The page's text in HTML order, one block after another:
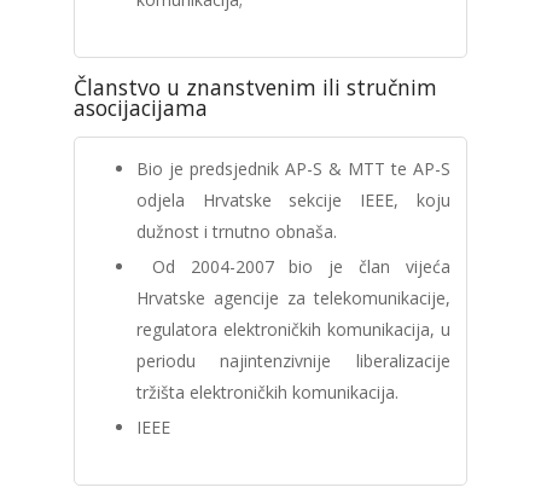
Članstvo u znanstvenim ili stručnim
asocijacijama
Bio je predsjednik AP-S & MTT te AP-S
odjela Hrvatske sekcije IEEE, koju
dužnost i trnutno obnaša.
Od 2004-2007 bio je član vijeća
Hrvatske agencije za telekomunikacije,
regulatora elektroničkih komunikacija, u
periodu najintenzivnije liberalizacije
tržišta elektroničkih komunikacija.
IEEE